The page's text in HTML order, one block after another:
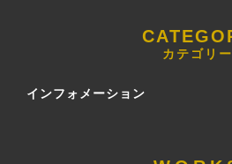
カテゴリー
インフォメーション